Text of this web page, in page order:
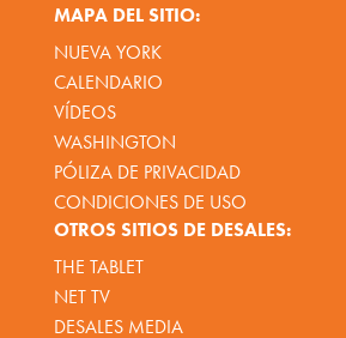
MAPA DEL SITIO:
NUEVA YORK
CALENDARIO
VÍDEOS
WASHINGTON
PÓLIZA DE PRIVACIDAD
CONDICIONES DE USO
OTROS SITIOS DE DESALES:
THE TABLET
NET TV
DESALES MEDIA